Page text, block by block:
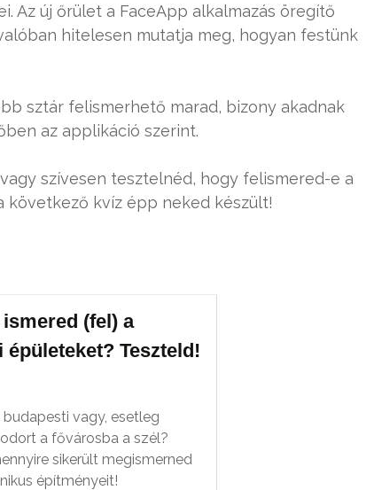
Az új őrület a FaceApp alkalmazás öregítő
hitelesen mutatja meg, hogyan festünk
sztár felismerhető marad, bizony akadnak
az applikáció szerint.
szívesen tesztelnéd, hogy felismered-e a
kvíz épp neked készült!
(fel) a
épületeket? Teszteld!
vagy, esetleg
a fővárosba a szél?
sikerült megismerned
építményeit!